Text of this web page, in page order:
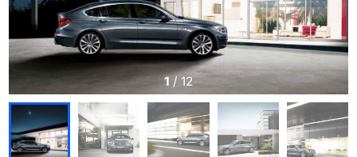
1 / 12